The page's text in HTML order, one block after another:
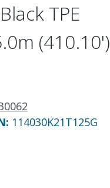
TPE
(410.10')
114030K21T125G